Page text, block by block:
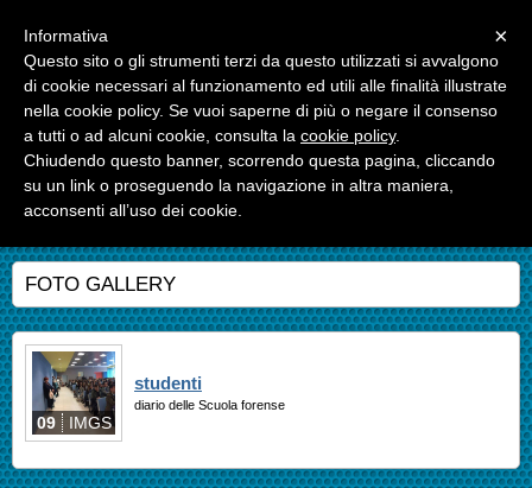
Scuola Forense Alto Tirreno
Fondazione degli Ordini degli Avvocati di Pisa, Livorno, Lucca, Massa -
Carrara, La Spezia
FOTO GALLERY
09 IMGS
studenti
diario delle Scuola forense
×
Informativa
Questo sito o gli strumenti terzi da questo utilizzati si avvalgono
di cookie necessari al funzionamento ed utili alle finalità illustrate
nella cookie policy. Se vuoi saperne di più o negare il consenso
a tutti o ad alcuni cookie, consulta la cookie policy.
Chiudendo questo banner, scorrendo questa pagina, cliccando
su un link o proseguendo la navigazione in altra maniera,
acconsenti all’uso dei cookie.